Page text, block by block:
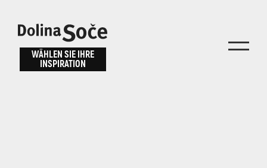
WÄHLEN SIE IHRE
INSPIRATION
Inspiration
finden
Wählen Sie ein